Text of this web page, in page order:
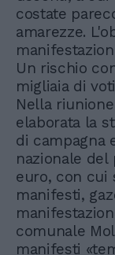
costate
amarezze.
Un rischio
migliaia di
Nella
elaborata la
di campagna
nazionale del
euro, con cui
manifesti,
comunale
manifesti